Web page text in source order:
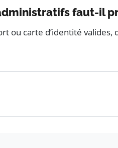
faut-il
ou carte d’identité